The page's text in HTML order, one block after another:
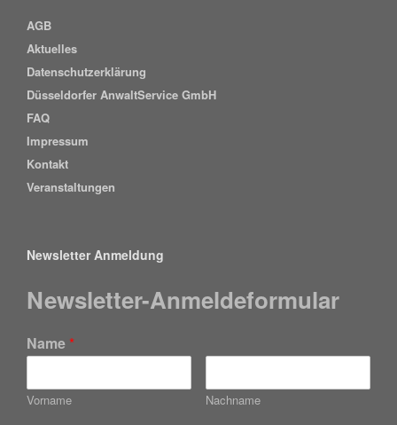
AGB
Aktuelles
Datenschutzerklärung
Düsseldorfer AnwaltService GmbH
FAQ
Impressum
Kontakt
Veranstaltungen
Newsletter Anmeldung
Newsletter-Anmeldeformular
Name *
Vorname Nachname